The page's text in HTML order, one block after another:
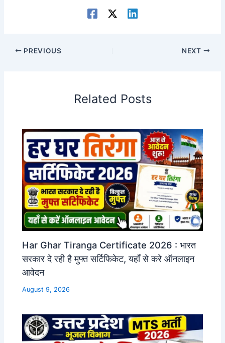
PREVIOUS NEXT
Related Posts
Har Ghar Tiranga Certificate 2026 : भारत
सरकार दे रही है मुफ्त सर्टिफिकेट, यहाँ से करे ऑनलाइन
आवेदन
August 9, 2026